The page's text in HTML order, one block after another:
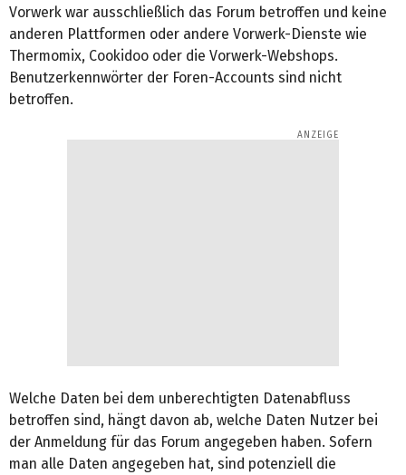
Vorwerk war ausschließlich das Forum betroffen und keine
anderen Plattformen oder andere Vorwerk-Dienste wie
Thermomix, Cookidoo oder die Vorwerk-Webshops.
Benutzerkennwörter der Foren-Accounts sind nicht
betroffen.
Welche Daten bei dem unberechtigten Datenabfluss
betroffen sind, hängt davon ab, welche Daten Nutzer bei
der Anmeldung für das Forum angegeben haben. Sofern
man alle Daten angegeben hat, sind potenziell die